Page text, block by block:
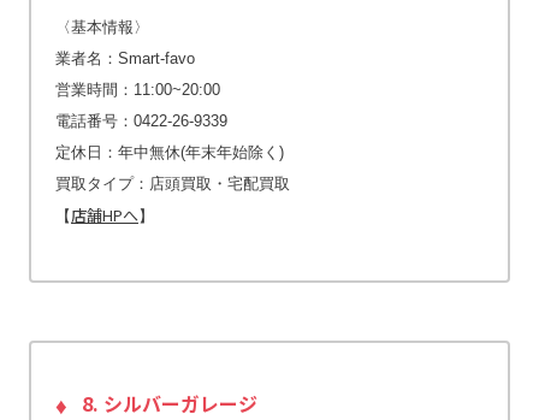
〈基本情報〉
業者名：Smart-favo
営業時間：11:00~20:00
電話番号：0422-26-9339
定休日：年中無休(年末年始除く)
買取タイプ：店頭買取・宅配買取
【 店舗HPへ】
8. シルバーガレージ